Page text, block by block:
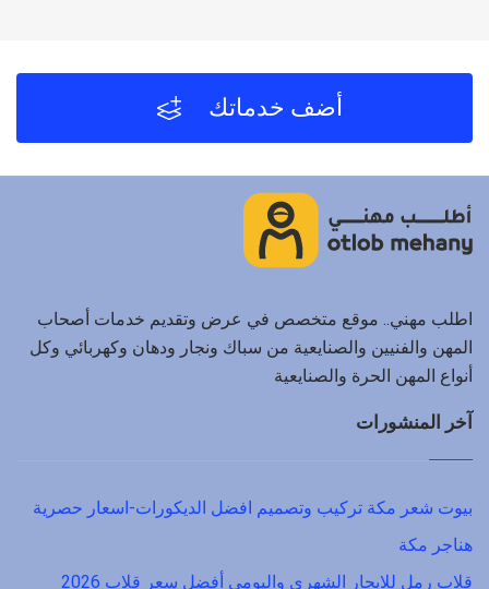
أضف خدماتك
اطلب مهني.. موقع متخصص في عرض وتقديم خدمات أصحاب
المهن والفنيين والصنايعية من سباك ونجار ودهان وكهربائي وكل
أنواع المهن الحرة والصنايعية
آخر المنشورات
بيوت شعر مكة تركيب وتصميم افضل الديكورات-اسعار حصرية
هناجر مكة
قلاب رمل للايجار الشهري واليومي أفضل سعر قلاب 2026